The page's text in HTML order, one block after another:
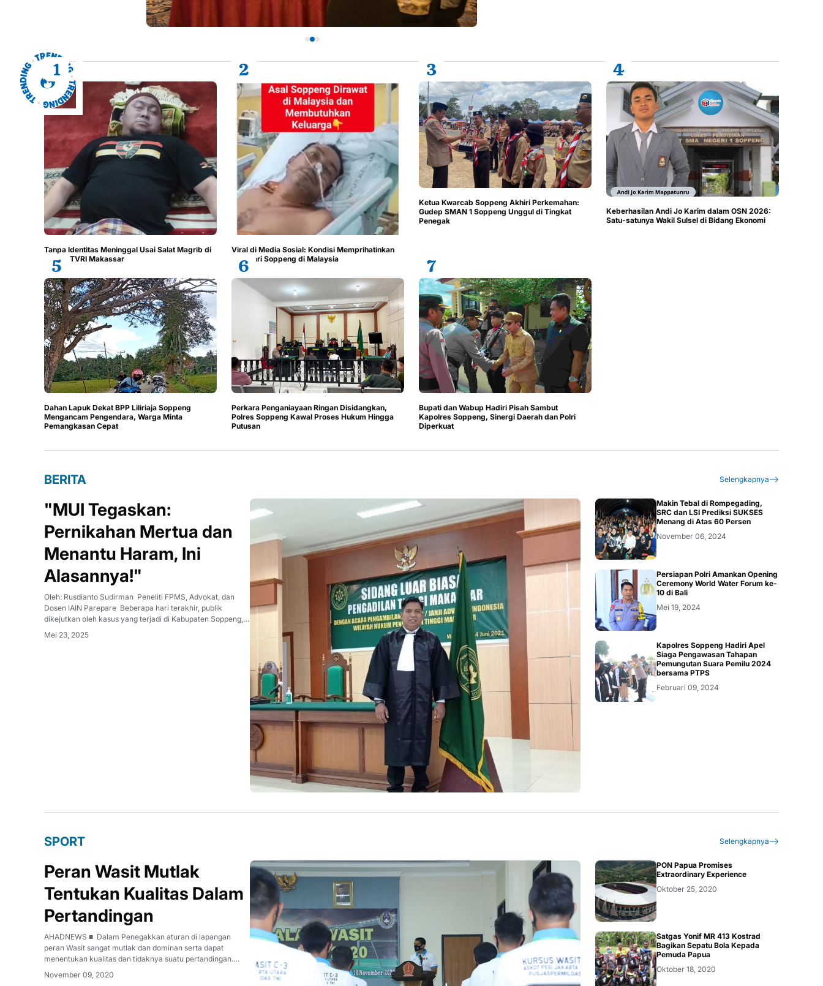
Tanpa Identitas Meninggal Usai Salat Magrib di
Masjid TVRI Makassar
Viral di Media Sosial: Kondisi Memprihatinkan
WNI dari Soppeng di Malaysia
Ketua Kwarcab Soppeng Akhiri Perkemahan:
Gudep SMAN 1 Soppeng Unggul di Tingkat
Penegak
Keberhasilan Andi Jo Karim dalam OSN 2026:
Satu-satunya Wakil Sulsel di Bidang Ekonomi
Dahan Lapuk Dekat BPP Liliriaja Soppeng
Mengancam Pengendara, Warga Minta
Pemangkasan Cepat
Perkara Penganiayaan Ringan Disidangkan,
Polres Soppeng Kawal Proses Hukum Hingga
Putusan
Bupati dan Wabup Hadiri Pisah Sambut
Kapolres Soppeng, Sinergi Daerah dan Polri
Diperkuat
BERITA Selengkapnya
"MUI Tegaskan:
Pernikahan Mertua dan
Menantu Haram, Ini
Alasannya!"
Oleh: Rusdianto Sudirman Peneliti FPMS, Advokat, dan
Dosen IAIN Parepare Beberapa hari terakhir, publik
dikejutkan oleh kasus yang terjadi di Kabupaten Soppeng,
hubungan intim dengan ibu mertuanya, yang kemudian
Mei 23, 2025
Makin Tebal di Rompegading,
SRC dan LSI Prediksi SUKSES
Menang di Atas 60 Persen
November 06, 2024
Persiapan Polri Amankan Opening
Ceremony World Water Forum ke-
10 di Bali
Mei 19, 2024
Kapolres Soppeng Hadiri Apel
Siaga Pengawasan Tahapan
Pemungutan Suara Pemilu 2024
bersama PTPS
Februari 09, 2024
SPORT Selengkapnya
Peran Wasit Mutlak
Tentukan Kualitas Dalam
Pertandingan
AHADNEWS ■ Dalam Penegakkan aturan di lapangan
peran Wasit sangat mutlak dan dominan serta dapat
menentukan kualitas dan tidaknya suatu pertandingan.
Militer Dasar (Kapusjaspermildas) TNI Brigjen TNI Robert D.
November 09, 2020
PON Papua Promises
Extraordinary Experience
Oktober 25, 2020
Satgas Yonif MR 413 Kostrad
Bagikan Sepatu Bola Kepada
Pemuda Papua
Oktober 18, 2020